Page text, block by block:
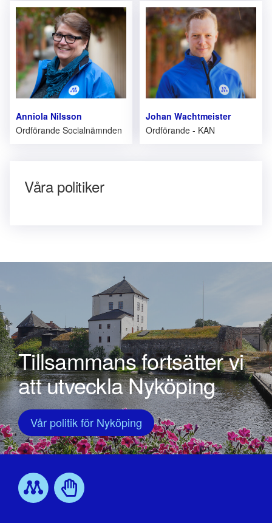
Våra politiker
Anniola Nilsson
Ordförande Socialnämnden
Johan Wachtmeister
Ordförande - KAN
Tillsammans fortsätter vi
att utveckla Nyköping
Vår politik för Nyköping